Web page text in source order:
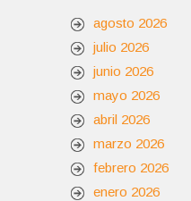
agosto 2026
julio 2026
junio 2026
mayo 2026
abril 2026
marzo 2026
febrero 2026
enero 2026